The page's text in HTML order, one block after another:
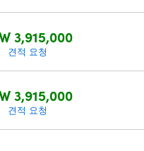
3,915,000
견적 요청
3,915,000
견적 요청